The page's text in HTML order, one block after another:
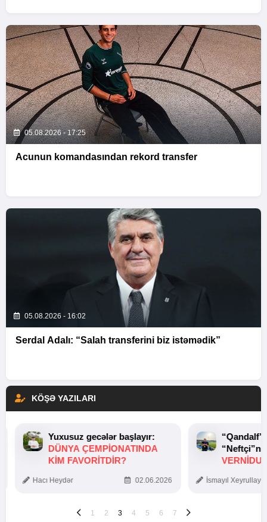
05.08.2026 - 17:25
Acunun komandasından rekord transfer
05.08.2026 - 16:02
Serdal Adalı: “Salah transferini biz istəmədik”
KÖŞƏ YAZILARI
Yuxusuz gecələr başlayır:
DÜNYA ÇEMPIONATINDA
KIM FAVORITDIR?
Hacı Heydər 02.06.2026 İsmayıl
1 2 3 4 5 6 7